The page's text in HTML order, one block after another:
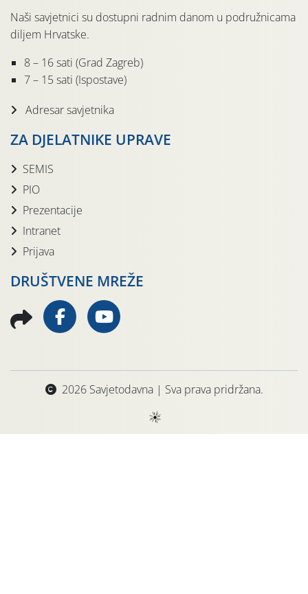
Naši savjetnici su dostupni radnim danom u podružnicama
diljem Hrvatske.
8 – 16 sati (Grad Zagreb)
7 – 15 sati (Ispostave)
Adresar savjetnika
ZA DJELATNIKE UPRAVE
SEMIS
PIO
Prezentacije
Intranet
Prijava
DRUŠTVENE MREŽE
2026 Savjetodavna | Sva prava pridržana.